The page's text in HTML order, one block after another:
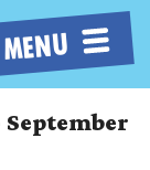
MENU